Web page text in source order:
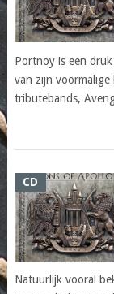
Portnoy is een
van zijn voormalige
tributebands,
CD
Natuurlijk vooral